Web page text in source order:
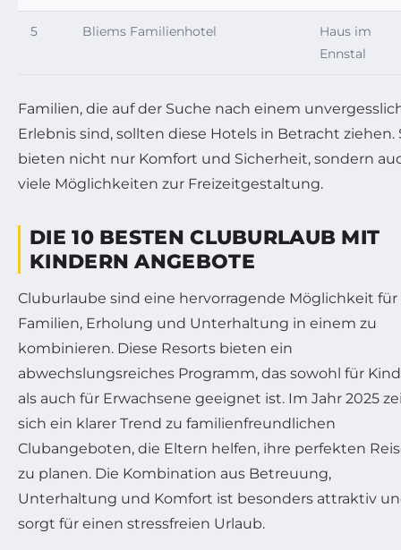
5 Bliems Familienhotel
Haus im
Ennstal
Familien, die auf der Suche nach einem
Erlebnis sind, sollten diese Hotels in Betracht ziehen.
bieten nicht nur Komfort und Sicherheit, sondern
viele Möglichkeiten zur Freizeitgestaltung.
DIE 10 BESTEN CLUBURLAUB MIT
KINDERN ANGEBOTE
Cluburlaube sind eine hervorragende Möglichkeit für
Familien, Erholung und Unterhaltung in einem zu
kombinieren. Diese Resorts bieten ein
abwechslungsreiches Programm, das sowohl für
als auch für Erwachsene geeignet ist. Im Jahr 2025
sich ein klarer Trend zu familienfreundlichen
Clubangeboten, die Eltern helfen, ihre perfekten
zu planen. Die Kombination aus Betreuung,
Unterhaltung und Komfort ist besonders attraktiv
sorgt für einen stressfreien Urlaub.